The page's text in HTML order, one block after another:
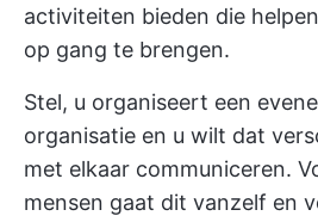
activiteiten bieden die
op gang te brengen.
Stel, u organiseert een
organisatie en u wilt dat
met elkaar communiceren.
mensen gaat dit vanzelf en